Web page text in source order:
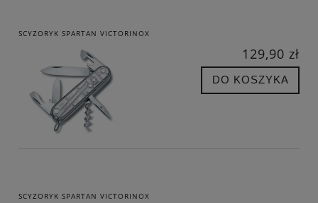
SCYZORYK SPARTAN VICTORINOX
129,90 zł
DO KOSZYKA
SCYZORYK SPARTAN VICTORINOX